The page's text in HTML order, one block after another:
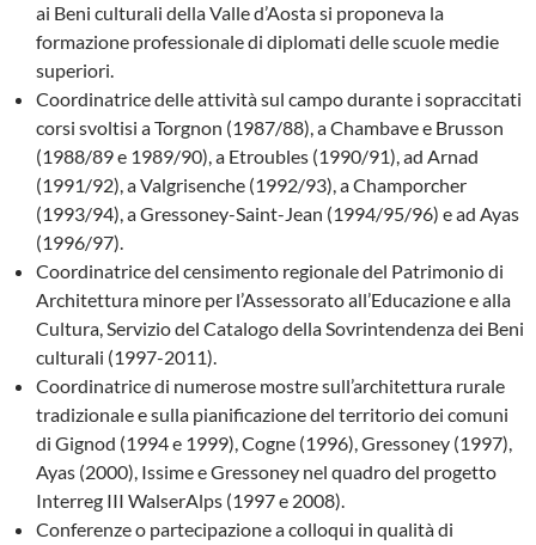
ai Beni culturali della Valle d’Aosta si proponeva la
formazione professionale di diplomati delle scuole medie
superiori.
Coordinatrice delle attività sul campo durante i sopraccitati
corsi svoltisi a Torgnon (1987/88), a Chambave e Brusson
(1988/89 e 1989/90), a Etroubles (1990/91), ad Arnad
(1991/92), a Valgrisenche (1992/93), a Champorcher
(1993/94), a Gressoney-Saint-Jean (1994/95/96) e ad Ayas
(1996/97).
Coordinatrice del censimento regionale del Patrimonio di
Architettura minore per l’Assessorato all’Educazione e alla
Cultura, Servizio del Catalogo della Sovrintendenza dei Beni
culturali (1997-2011).
Coordinatrice di numerose mostre sull’architettura rurale
tradizionale e sulla pianificazione del territorio dei comuni
di Gignod (1994 e 1999), Cogne (1996), Gressoney (1997),
Ayas (2000), Issime e Gressoney nel quadro del progetto
Interreg III WalserAlps (1997 e 2008).
Conferenze o partecipazione a colloqui in qualità di